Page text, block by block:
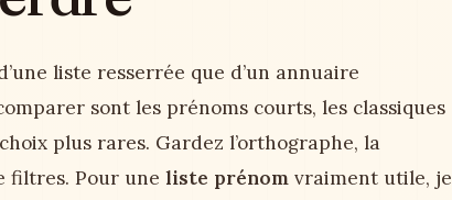
liste resserrée que d’un annuaire
sont les prénoms courts, les classiques
plus rares. Gardez l’orthographe, la
filtres. Pour une liste prénom vraiment utile, je